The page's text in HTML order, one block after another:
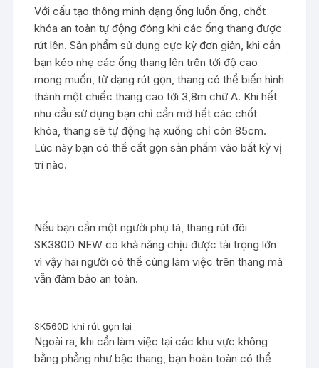
Với cấu tạo thông minh dạng ống luồn ống, chốt
khóa an toàn tự động đóng khi các ống thang được
rút lên. Sản phẩm sử dụng cực kỳ đơn giản, khi cần
bạn kéo nhẹ các ống thang lên trên tới độ cao
mong muốn, từ dạng rút gọn, thang có thể biến hình
thành một chiếc thang cao tới 3,8m chữ A. Khi hết
nhu cầu sử dụng bạn chỉ cần mở hết các chốt
khóa, thang sẽ tự động hạ xuống chỉ còn 85cm.
Lúc này bạn có thể cất gọn sản phẩm vào bất kỳ vị
trí nào.
Nếu bạn cần một người phụ tá, thang rút đôi
SK380D NEW có khả năng chịu được tải trọng lớn
vì vậy hai người có thể cùng làm việc trên thang mà
vẫn đảm bảo an toàn.
SK560D khi rút gọn lại
Ngoài ra, khi cần làm việc tại các khu vực không
bằng phẳng như bậc thang, bạn hoàn toàn có thể